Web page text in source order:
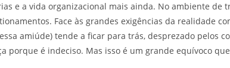
e a vida organizacional mais ainda. No ambiente de
Face às grandes exigências da realidade
amiúde) tende a ficar para trás, desprezado pelos
porque é indeciso. Mas isso é um grande equívoco